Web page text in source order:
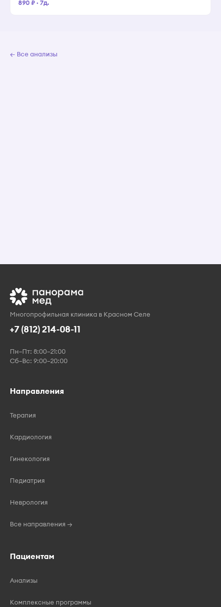
890 ₽· 7д.
← Все анализы
Многопрофильная клиника в Красном Селе
+7 (812) 214-08-11
Пн–Пт: 8:00–21:00
Сб–Вс: 9:00–20:00
Направления
Терапия
Кардиология
Гинекология
Педиатрия
Неврология
Все направления →
Пациентам
Анализы
Комплексные программы